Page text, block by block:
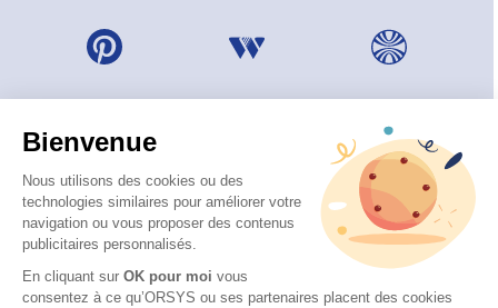
Bienvenue
Nous utilisons des cookies ou des
technologies similaires pour améliorer votre
navigation ou vous proposer des contenus
publicitaires personnalisés.
En cliquant sur OK pour moi vous
consentez à ce qu’ORSYS ou ses partenaires placent des cookies